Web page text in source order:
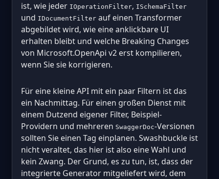
ist, wie jeder IOperationFilter, ISchemaFilter
und IDocumentFilter auf einen Transformer
abgebildet wird, wie eine anklickbare UI
erhalten bleibt und welche Breaking Changes
von Microsoft.OpenApi v2 erst kompilieren,
wenn Sie sie korrigieren.
Für eine kleine API mit ein paar Filtern ist das
ein Nachmittag. Für einen großen Dienst mit
einem Dutzend eigener Filter, Beispiel-
Providern und mehreren SwaggerDoc-Versionen
sollten Sie einen Tag einplanen. Swashbuckle ist
nicht veraltet, das hier ist also eine Wahl und
kein Zwang. Der Grund, es zu tun, ist, dass der
integrierte Generator mitgeliefert wird, dem